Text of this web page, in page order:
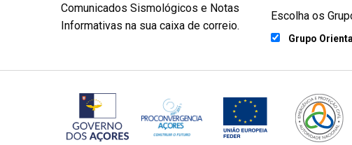
Comunicados Sismológicos e Notas
Informativas na sua caixa de correio.
Escolha os
Grupo Oriental